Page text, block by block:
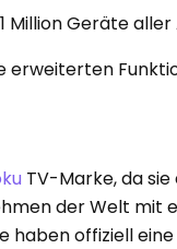
Million Geräte
erweiterten
TV-Marke, da
der Welt mit
haben offiziell